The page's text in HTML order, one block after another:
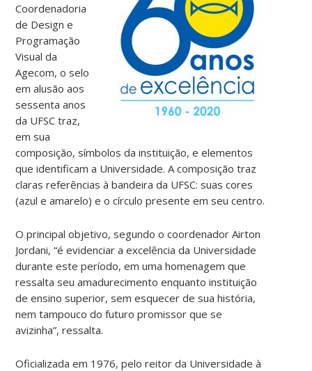
Coordenadoria
de Design e
Programação
Visual da
Agecom, o selo
em alusão aos
sessenta anos
da UFSC traz,
em sua
composição, símbolos da instituição, e elementos
que identificam a Universidade.A composição traz
claras referências à bandeira da UFSC: suas cores
(azul e amarelo) e o círculo presente em seu centro.
O principal objetivo, segundo o coordenador Airton
Jordani, “é evidenciar a excelência da Universidade
durante este período, em uma homenagem que
ressalta seu amadurecimento enquanto instituição
de ensino superior, sem esquecer de sua história,
nem tampouco do futuro promissor que se
avizinha”, ressalta.
Oficializada em 1976, pelo reitor da Universidade à